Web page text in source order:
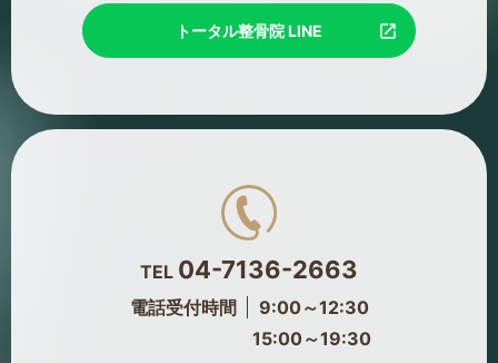
トータル整骨院 LINE
TEL 04-7136-2663
電話受付時間
9:00～12:30
15:00～19:30